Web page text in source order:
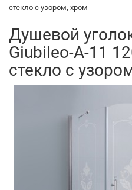
стекло с узором, хром
Душевой
Giubileo-A-11
стекло с